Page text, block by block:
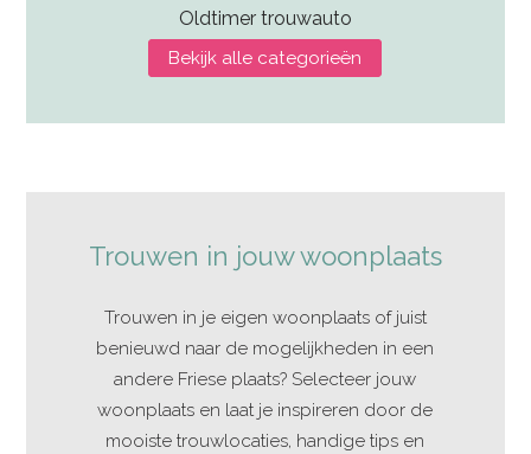
Oldtimer trouwauto
Bekijk alle categorieën
Trouwen in jouw woonplaats
Trouwen in je eigen woonplaats of juist
benieuwd naar de mogelijkheden in een
andere Friese plaats? Selecteer jouw
woonplaats en laat je inspireren door de
mooiste trouwlocaties, handige tips en